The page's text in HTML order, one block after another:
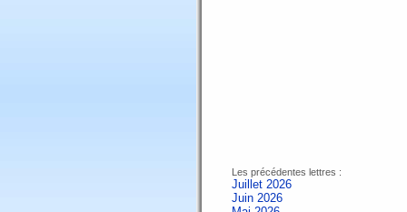
Les précédentes lettres :
Juillet 2026
Juin 2026